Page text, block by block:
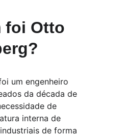
foi Otto
um engenheiro
da década de
de
interna de
de forma